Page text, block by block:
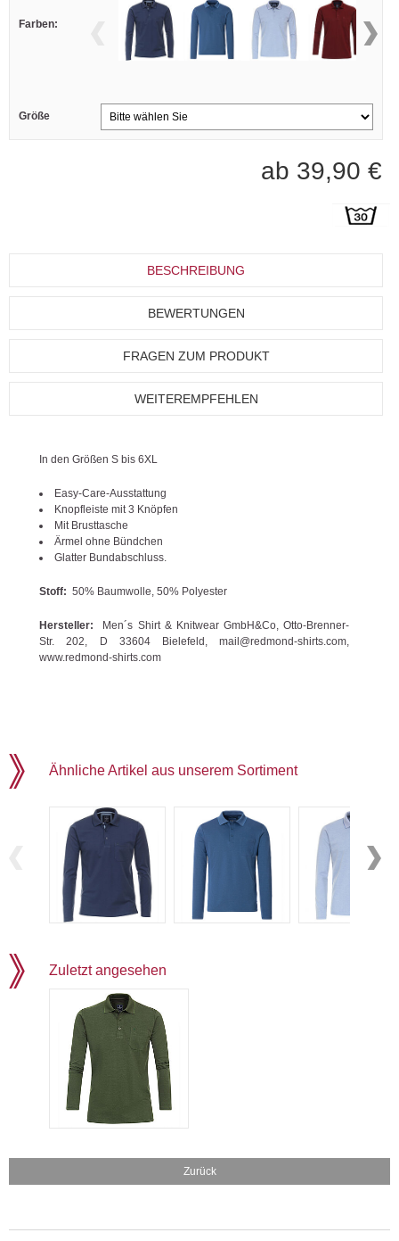
Farben:
Größe
ab 39,90 €
BESCHREIBUNG
BEWERTUNGEN
FRAGEN ZUM PRODUKT
WEITEREMPFEHLEN
In den Größen S bis 6XL
Easy-Care-Ausstattung
Knopfleiste mit 3 Knöpfen
Mit Brusttasche
Ärmel ohne Bündchen
Glatter Bundabschluss.
Stoff: 50% Baumwolle, 50% Polyester
Hersteller: Men´s Shirt & Knitwear GmbH&Co, Otto-Brenner-
Str. 202, D 33604 Bielefeld, mail@redmond-shirts.com,
www.redmond-shirts.com
Ähnliche Artikel aus unserem Sortiment
Zuletzt angesehen
Zurück